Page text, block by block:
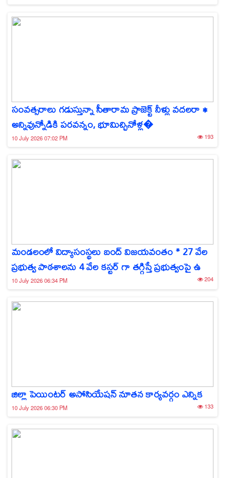
సంవత్సరాలు గడుస్తున్నా సీతారామ ప్రాజెక్ట్ నీళ్లు వదలరా •
అన్నివున్నోడికి పరవన్నం, భూమిచ్చినోళ్ల�
10 July 2026 07:02 PM 193
మండలంలో విద్యాసంస్థలు బంద్ విజయవంతం * 27 వేల
ప్రభుత్వ పాఠశాలను 4 వేల కస్టర్ గా తగ్గిస్తే ప్రభుత్వంపై ఉ
10 July 2026 06:34 PM 204
జిల్లా పెయింటర్ అసోసియేషన్ నూతన కార్యవర్గం ఎన్నిక
10 July 2026 06:30 PM 133